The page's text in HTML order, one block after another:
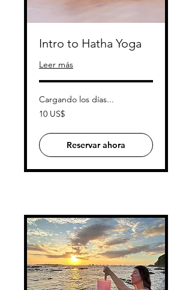
Intro to Hatha Yoga
Leer más
Cargando los días...
10
dólares
10 US$
Reservar ahora